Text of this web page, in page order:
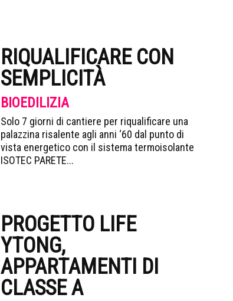
RIQUALIFICARE CON
SEMPLICITÀ
BIOEDILIZIA
Solo 7 giorni di cantiere per riqualificare una
palazzina risalente agli anni ‘60 dal punto di
vista energetico con il sistema termoisolante
ISOTEC PARETE...
PROGETTO LIFE
YTONG,
APPARTAMENTI DI
CLASSE A